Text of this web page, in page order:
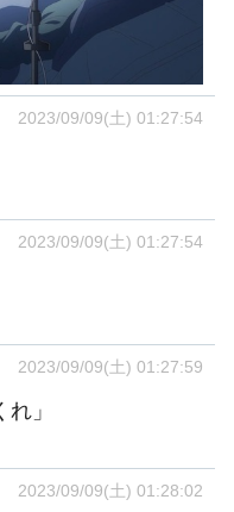
2023/09/09(土) 01:27:54
2023/09/09(土) 01:27:54
2023/09/09(土) 01:27:59
」
2023/09/09(土) 01:28:02